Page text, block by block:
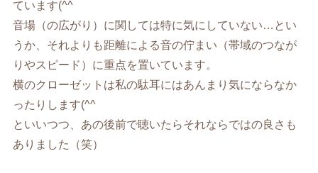
ています(^^ゞ
音場（の広がり）に関しては特に気にしていない…とい
うか、それよりも距離による音の佇まい（帯域のつなが
りやスピード）に重点を置いています。
横のクローゼットは私の駄耳にはあんまり気にならなか
ったりします(^^ゞ
といいつつ、あの後前で聴いたらそれならではの良さも
ありました（笑）